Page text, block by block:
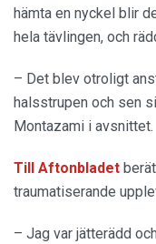
hämta en nyckel blir
hela tävlingen, och
– Det blev otroligt
halsstrupen och sen
Montazami i avsnittet.
Till Aftonbladet
traumatiserande
– Jag var jätterädd